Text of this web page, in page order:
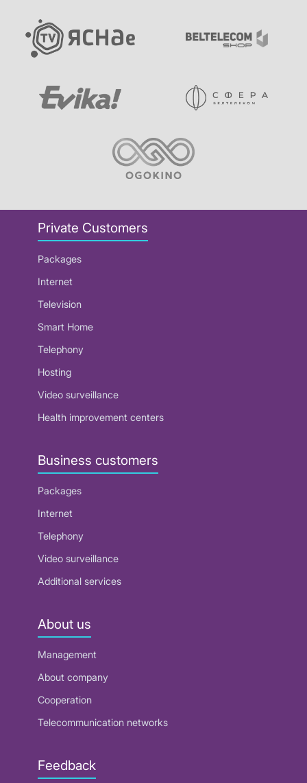
Private Customers
Packages
Internet
Television
Smart Home
Telephony
Hosting
Video surveillance
Health improvement centers
Business customers
Packages
Internet
Telephony
Video surveillance
Additional services
About us
Management
About company
Cooperation
Telecommunication networks
Feedback